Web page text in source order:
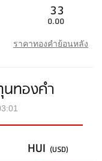
33
0.00
ราคาทองคำย้อนหลัง
นทองคำ
HUI (USD)